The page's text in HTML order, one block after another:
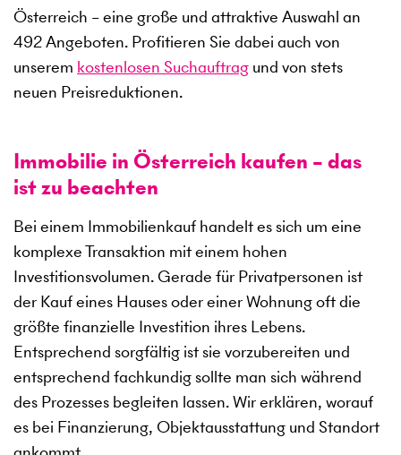
Österreich – eine große und attraktive Auswahl an
492Angeboten. Profitieren Sie dabei auch von
unserem kostenlosen Suchauftrag und von stets
neuen Preisreduktionen.
Immobilie in Österreich kaufen – das
ist zu beachten
Bei einem Immobilienkauf handelt es sich um eine
komplexe Transaktion mit einem hohen
Investitionsvolumen. Gerade für Privatpersonen ist
der Kauf eines Hauses oder einer Wohnung oft die
größte finanzielle Investition ihres Lebens.
Entsprechend sorgfältig ist sie vorzubereiten und
entsprechend fachkundig sollte man sich während
des Prozesses begleiten lassen. Wir erklären, worauf
es bei Finanzierung, Objektausstattung und Standort